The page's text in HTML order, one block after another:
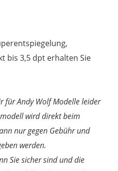
bis 3,5 dpt erhalten Sie
für Andy Wolf Modelle leider
wird direkt beim
nur gegen Gebühr und
werden.
Sie sicher sind und die